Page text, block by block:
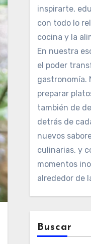
inspirarte,
con todo lo
cocina y la
En nuestra
el poder
gastronomía.
preparar
también de
detrás de
nuevos
culinarias, y
momentos
alrededor de
Buscar